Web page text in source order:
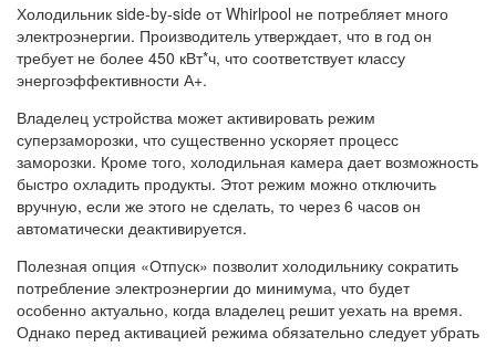
Холодильник side-by-side от Whirlpool не потребляет много
электроэнергии. Производитель утверждает, что в год он
требует не более 450 кВт*ч, что соответствует классу
энергоэффективности А+.
Владелец устройства может активировать режим
суперзаморозки, что существенно ускоряет процесс
заморозки. Кроме того, холодильная камера дает возможность
быстро охладить продукты. Этот режим можно отключить
вручную, если же этого не сделать, то через 6 часов он
автоматически деактивируется.
Полезная опция «Отпуск» позволит холодильнику сократить
потребление электроэнергии до минимума, что будет
особенно актуально, когда владелец решит уехать на время.
Однако перед активацией режима обязательно следует убрать